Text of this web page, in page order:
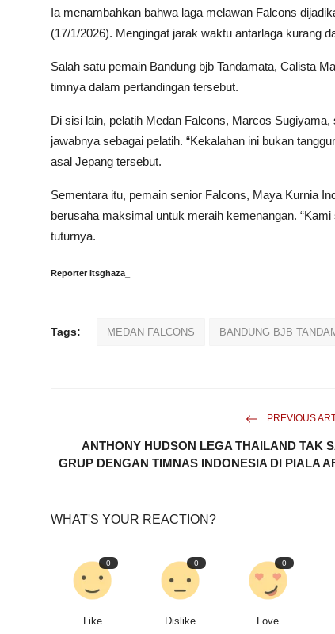
Ia menambahkan bahwa laga melawan Falcons
(17/1/2026). Mengingat jarak waktu antarlaga kurang
Salah satu pemain Bandung bjb Tandamata, Calista
timnya dalam pertandingan tersebut.
Di sisi lain, pelatih Medan Falcons, Marcos
jawabnya sebagai pelatih. “Kekalahan ini bukan
asal Jepang tersebut.
Sementara itu, pemain senior Falcons, Maya Kurnia
berusaha maksimal untuk meraih kemenangan.
tuturnya.
Reporter Itsghaza_
Tags: MEDAN FALCONS BANDUNG BJB
PREVIOUS
ANTHONY HUDSON LEGA THAILAND TAK
GRUP DENGAN TIMNAS INDONESIA DI PIALA
WHAT'S YOUR REACTION?
0
Like
0
Dislike
0
Love